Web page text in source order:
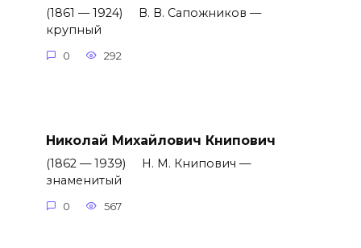
(1861 — 1924) В. В. Сапожников —
крупный
0 292
Николай Михайлович Книпович
(1862 — 1939) Н. М. Книпович —
знаменитый
0 567